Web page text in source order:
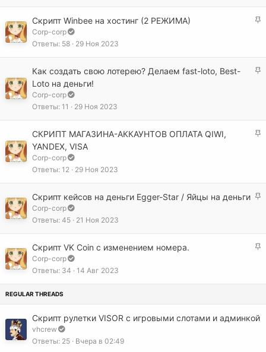
лЗ
Скрипт Winbee на хостинг (2 РЕЖИМА)
Corp-corp
Ответы 58 29 Ноя 2023
З
л
Как создать свою лотерею? Делаем fast-loto, Best-
Loto на деньги!
Corp-corp
Ответы 11 29 Ноя 2023
З
л
СКРИПТ МАГАЗИНА-АККАУНТОВ ОПЛАТА QIWI,
YANDEX, VISA
Corp-corp
Ответы 12 29 Ноя 2023
З
Скрипт кейсов на деньги Egger-Star / Яйцы на деньги
Corp-corp
Ответы 45 21 Ноя 2023
З
Скрипт VK Coin с изменением номера.
Corp-corp
Ответы 34 14 Авг 2023
Скрипт рулетки VISOR с игровыми слотами и админкой
vhcrew
Ответы 25 Вчера в 02:49